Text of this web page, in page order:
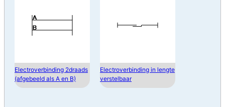
Electroverbinding 2draads
(afgebeeld als A en B)
Electroverbinding in lengte
verstelbaar